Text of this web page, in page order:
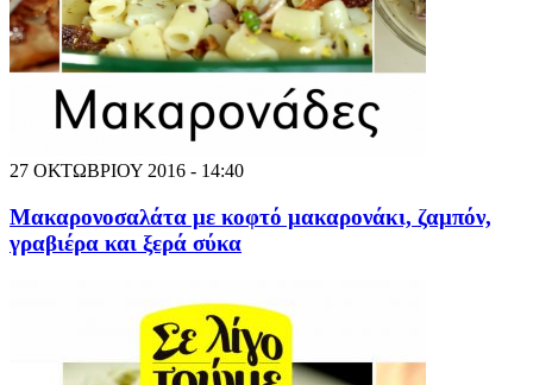
27 ΟΚΤΩΒΡΙΟΥ 2016 - 14:40
Μακαρονοσαλάτα με κοφτό μακαρονάκι, ζαμπόν,
γραβιέρα και ξερά σύκα